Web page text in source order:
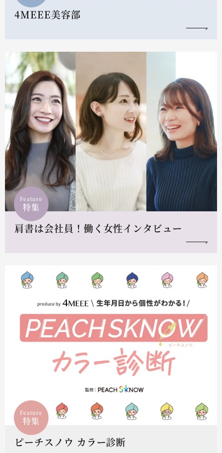
4MEEE美容部
Feature
特集
肩書は会社員！働く女性インタビュー
Feature
特集
ピーチスノウ カラー診断